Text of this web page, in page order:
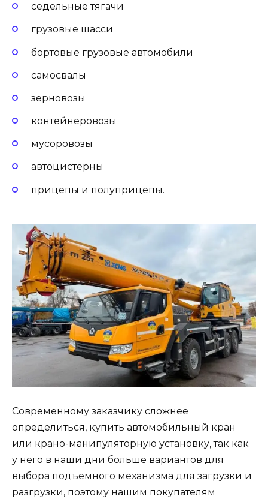
седельные тягачи
грузовые шасси
бортовые грузовые автомобили
самосвалы
зерновозы
контейнеровозы
мусоровозы
автоцистерны
прицепы и полуприцепы.
Современному заказчику сложнее
определиться, купить автомобильный кран
или крано-манипуляторную установку, так как
у него в наши дни больше вариантов для
выбора подъемного механизма для загрузки и
разгрузки, поэтому нашим покупателям